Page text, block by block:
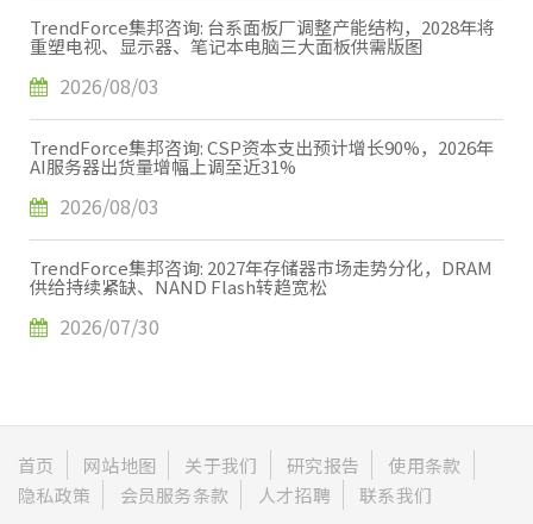
TrendForce集邦咨询: 台系面板厂调整产能结构，2028年将
重塑电视、显示器、笔记本电脑三大面板供需版图
2026/08/03
TrendForce集邦咨询: CSP资本支出预计增长90%，2026年
AI服务器出货量增幅上调至近31%
2026/08/03
TrendForce集邦咨询: 2027年存储器市场走势分化，DRAM
供给持续紧缺、NAND Flash转趋宽松
2026/07/30
首页 网站地图 关于我们 研究报告
使用条款
隐私政策
会员服务条款 人才招聘 联系我们